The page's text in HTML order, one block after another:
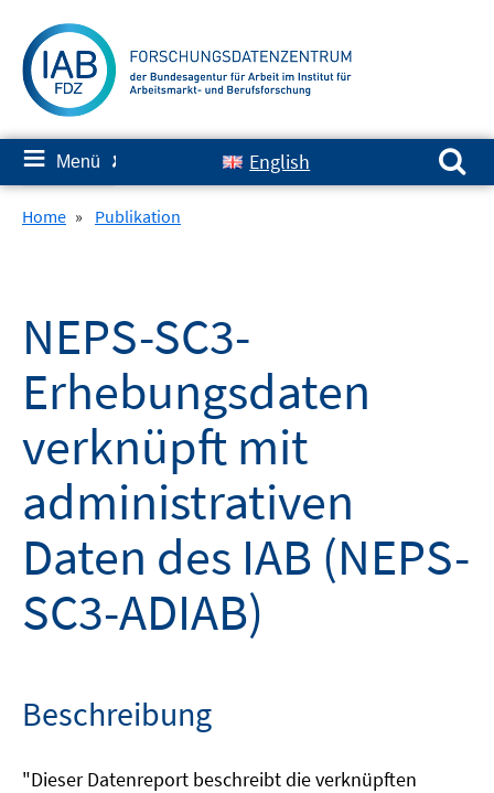
zum
Inhalt
≡ Menü ✘ English
Suchen nach:
Home » Publikation
NEPS-SC3-
Erhebungsdaten
verknüpft mit
administrativen
Daten des IAB (NEPS-
SC3-ADIAB)
Beschreibung
"Dieser Datenreport beschreibt die verknüpften